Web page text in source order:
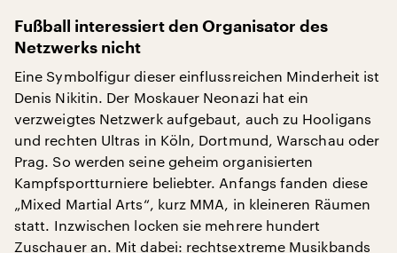
Fußball interessiert den Organisator des
Netzwerks nicht
Eine Symbolfigur dieser einflussreichen Minderheit ist
Denis Nikitin. Der Moskauer Neonazi hat ein
verzweigtes Netzwerk aufgebaut, auch zu Hooligans
und rechten Ultras in Köln, Dortmund, Warschau oder
Prag. So werden seine geheim organisierten
Kampfsportturniere beliebter. Anfangs fanden diese
„Mixed Martial Arts“, kurz MMA, in kleineren Räumen
statt. Inzwischen locken sie mehrere hundert
Zuschauer an. Mit dabei: rechtsextreme Musikbands